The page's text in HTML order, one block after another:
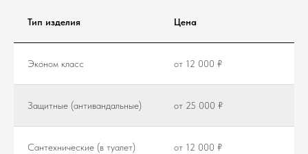
Тип изделия Цена
Эконом класс от 12 000 ₽
Защитные (антивандальные) от 25 000 ₽
Сантехнические (в туалет) от 12 000 ₽